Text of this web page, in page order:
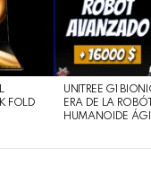
FOLD
UNITREE G1
ERA DE LA
HUMANOIDE